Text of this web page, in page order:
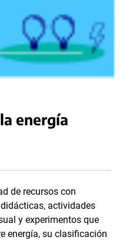
energía
de recursos con
actividades
y experimentos que
energía, su clasificación